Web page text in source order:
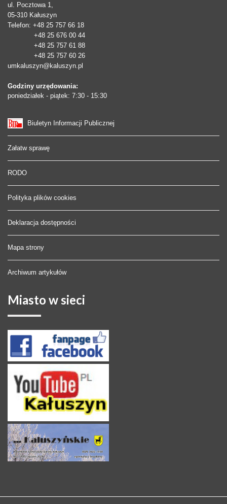
ul. Pocztowa 1,
05-310 Kałuszyn
Telefon: +48 25 757 66 18
+48 25 676 00 44
+48 25 757 61 88
+48 25 757 60 26
umkaluszyn@kaluszyn.pl
Godziny urzędowania:
poniedziałek - piątek: 7:30 - 15:30
Biuletyn Informacji Publicznej
Załatw sprawę
RODO
Polityka plików cookies
Deklaracja dostępności
Mapa strony
Archiwum artykułów
Miasto w sieci